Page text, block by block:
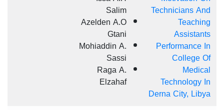
Technicians And
Teaching
Assistants
Performance In
College Of
Medical
Technology In
Derna City, Libya
Salim
Azelden A.O
Gtani
Mohiaddin A.
Sassi
Raga A.
Elzahaf